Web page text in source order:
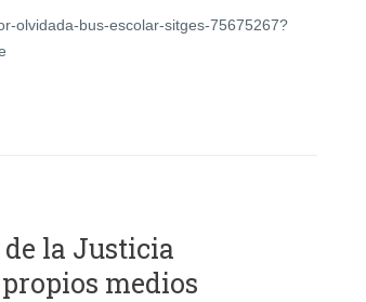
olvidada-bus-escolar-sitges-75675267?
la Justicia
medios